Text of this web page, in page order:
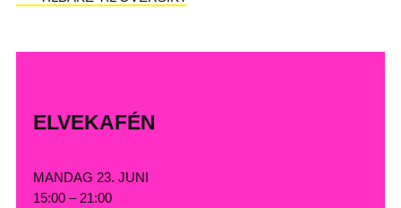
ELVEKAFÉN
MANDAG 23. JUNI
15:00 – 21:00